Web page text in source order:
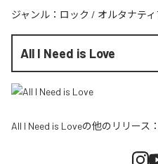
ジャンル： ロック / オルタナテ
All I Need is Love
All I Need is Loveの他のリリース：